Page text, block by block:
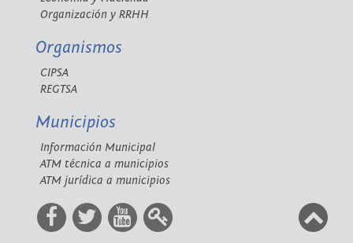
Organización y RRHH
Organismos
CIPSA
REGTSA
Municipios
Información Municipal
ATM técnica a municipios
ATM jurídica a municipios